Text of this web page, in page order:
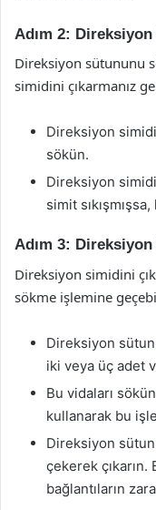
Adım 2:
Direksiyon sütununu
simidini çıkarmanız
Direksiyon
sökün.
Direksiyon
simit
Adım 3:
Direksiyon simidini
sökme işlemine
Direksiyon
iki veya üç adet
Bu vidaları
kullanarak bu
Direksiyon
çekerek çıkarın.
bağlantıların